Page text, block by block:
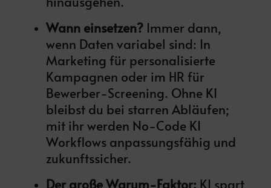
Wann einsetzen? Immer dann,
wenn Daten variabel sind: In
Marketing für personalisierte
Kampagnen oder im HR für
Bewerber-Screening. Ohne KI
bleibst du bei starren Abläufen;
mit ihr werden No-Code KI
Workflows anpassungsfähig und
zukunftssicher.
Der große Warum-Faktor: KI spart